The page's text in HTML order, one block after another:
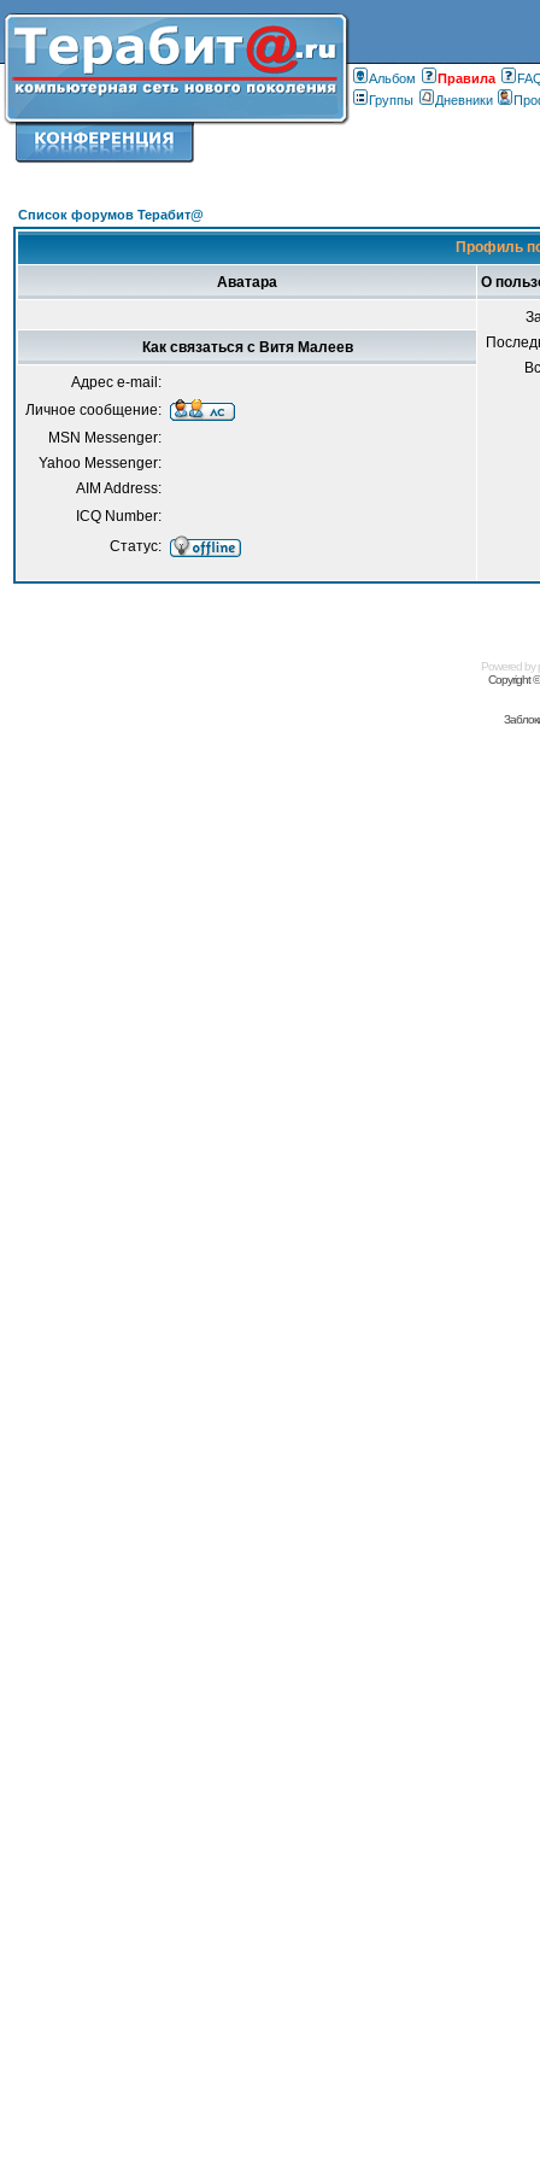
Альбом Правилa
Группы
Дневники
Список форумов Терабит@
Профиль
Аватара О
Как связаться с Витя Малеев
Адрес e-mail:
Личное сообщение:
MSN Messenger:
Yahoo Messenger:
AIM Address:
ICQ Number:
Статус:
Powered by
Copyright